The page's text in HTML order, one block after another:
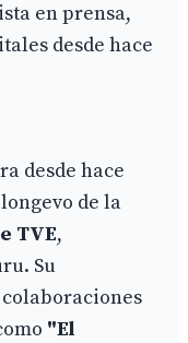
en prensa,
desde hace
desde hace
de la
TVE,
Su
"El